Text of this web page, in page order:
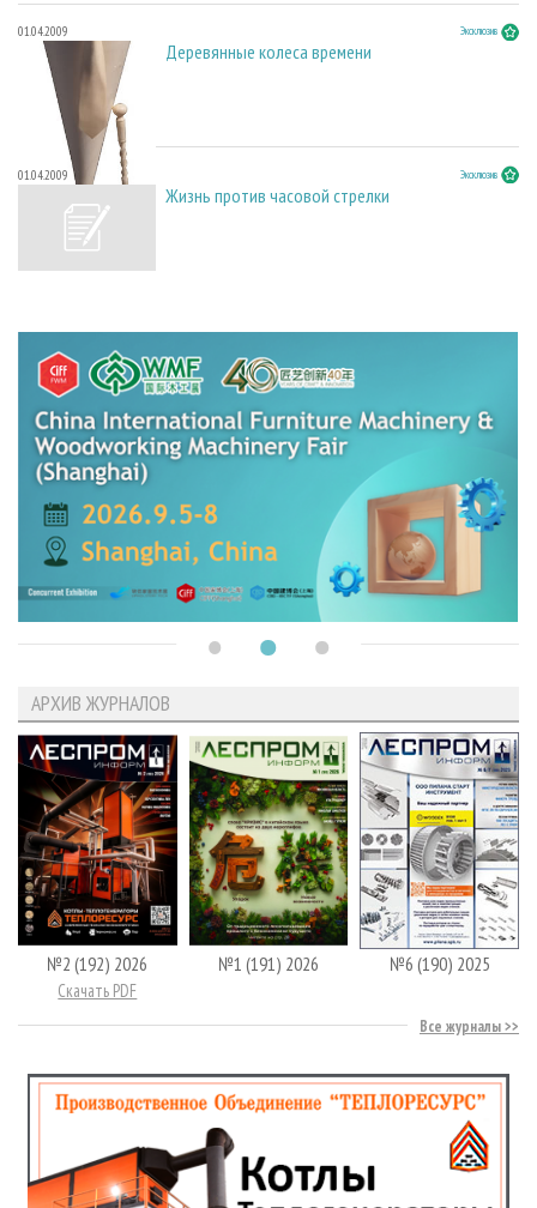
01.04.2009 Эксклюзив
Деревянные колеса времени
01.04.2009 Эксклюзив
Жизнь против часовой стрелки
АРХИВ ЖУРНАЛОВ
№2 (192) 2026
Скачать PDF
№1 (191) 2026 №6 (190) 2025
Все журналы